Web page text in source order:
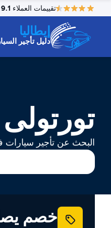
تقييمات العملاء 9.1
إيطاليا
دليل تأجير
البحث عن تأجير سيارات